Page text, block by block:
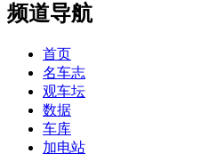
频道导航
首页
名车志
观车坛
数据
车库
加电站